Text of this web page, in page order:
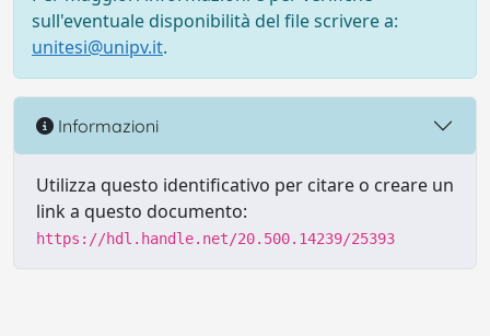
sull'eventuale disponibilità del file scrivere a:
unitesi@unipv.it.
Informazioni
Utilizza questo identificativo per citare o creare un
link a questo documento:
https://hdl.handle.net/20.500.14239/25393